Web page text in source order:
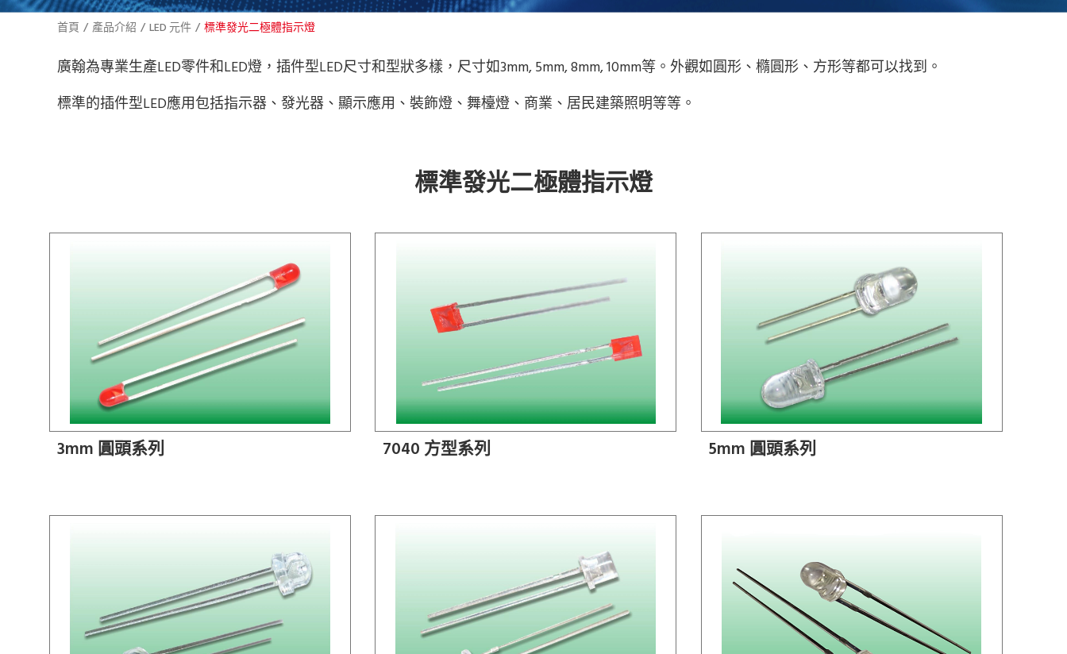
首頁 產品介紹 LED 元件 標準發光二極體指示燈
廣翰為專業生產LED零件和LED燈，插件型LED尺寸和型狀多樣，尺寸如3mm, 5mm, 8mm, 10mm等。外觀如圓形、橢圓形、方形等都可以找到。
標準的插件型LED應用包括指示器、發光器、顯示應用、裝飾燈、舞檯燈、商業、居民建築照明等等。
標準發光二極體指示燈
3mm 圓頭系列 7040 方型系列 5mm 圓頭系列